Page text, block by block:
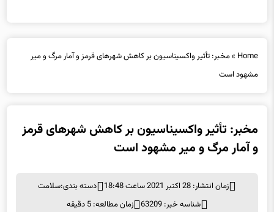
Home
»مخبر: تأثیر واکسیناسیون بر کاهش شهرهای قرمز و آمار مرگ و میر
مشهود است
مخبر: تأثیر واکسیناسیون بر کاهش شهرهای قرمز
و آمار مرگ و میر مشهود است
زمان انتشار: 28 اکتبر 2021 ساعت 18:48 دسته بندی:سلامت
شناسه خبر: 63209
زمان مطالعه: 5 دقیقه